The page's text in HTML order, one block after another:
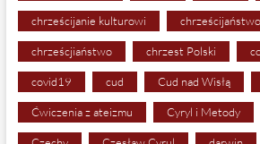
chrześcijanie kulturowi chrześcijaństwo
chrześcjiaństwo chrzest Polski
covid19 cud Cud nad Wisłą
Ćwiczenia z ateizmu Cyryl i Metody